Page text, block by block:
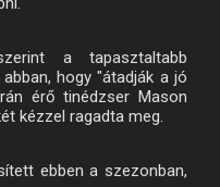
a tapasztaltabb
hogy "átadják a jó
érő tinédzser Mason
kézzel ragadta meg.
ebben a szezonban,